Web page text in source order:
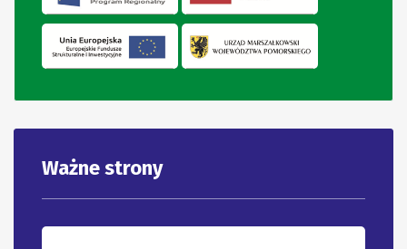
Ważne strony